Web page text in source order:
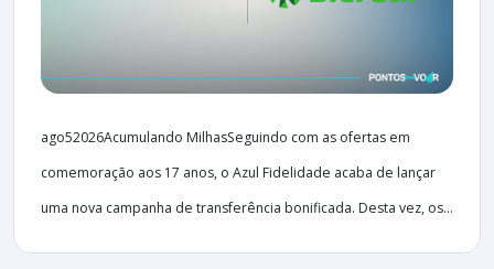
ago52026Acumulando MilhasSeguindo com as ofertas em
comemoração aos 17 anos, o Azul Fidelidade acaba de lançar
uma nova campanha de transferência bonificada. Desta vez, os...